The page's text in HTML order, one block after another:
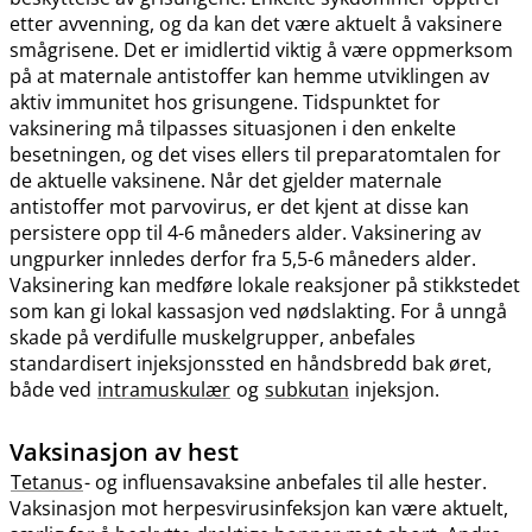
etter avvenning, og da kan det være aktuelt å vaksinere
smågrisene. Det er imidlertid viktig å være oppmerksom
på at maternale antistoffer kan hemme utviklingen av
aktiv immunitet hos grisungene. Tidspunktet for
vaksinering må tilpasses situasjonen i den enkelte
besetningen, og det vises ellers til preparatomtalen for
de aktuelle vaksinene. Når det gjelder maternale
antistoffer mot parvovirus, er det kjent at disse kan
persistere opp til 4-6 måneders alder. Vaksinering av
ungpurker innledes derfor fra 5,5-6 måneders alder.
Vaksinering kan medføre lokale reaksjoner på stikkstedet
som kan gi lokal kassasjon ved nødslakting. For å unngå
skade på verdifulle muskelgrupper, anbefales
standardisert injeksjonssted en håndsbredd bak øret,
både ved intramuskulær og subkutan injeksjon.
Vaksinasjon av hest
Tetanus- og influensavaksine anbefales til alle hester.
Vaksinasjon mot herpesvirusinfeksjon kan være aktuelt,